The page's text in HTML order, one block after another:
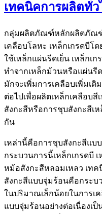
เทคนิคการผลิตทั่ว
กลุ่มผลิตภัณฑ์หลักผลิตภัณฑ์
เคลือบโลหะ เหล็กเกรดบีโ
ใช้เหล็กแผ่นรีดเย็น เหล็กเ
ทำจากเหล็กม้วนหรือแผ่นรี
มักจะเพิ่มการเคลือบเพิ่มเ
ต่อไปเพื่อผลิตเหล็กเคลือบสี
สังกะสีหรือการชุบสังกะสีเ
กัน
เหล่านี้คือการชุบสังกะสีแบ
กระบวนการนี้เหล็กเกรดบี
หม้อสังกะสีหลอมเหลว เท
สังกะสีแบบจุ่มร้อนคือกระบ
ในปริมาณเล็กน้อยในการเ
แบบจุ่มร้อนอย่างต่อเนื่องเ